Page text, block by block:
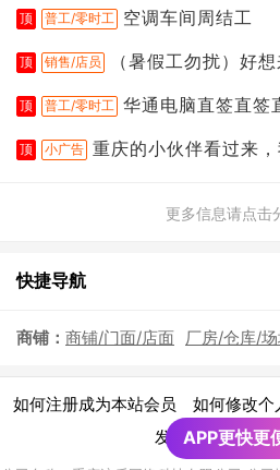
顶 普工/零时工 空调车间周结工
顶 销售/店员
（暑假工勿扰）好
顶 普工/零时工 华通电脑直签直签
顶 小广告 重庆的小伙伴看过来
更多信息请点击
快捷导航
商铺： 商铺/门面/店面 厂房/仓库/
如何注册成为本站会员 如何修改个
发布广告须知 |
APP更快更